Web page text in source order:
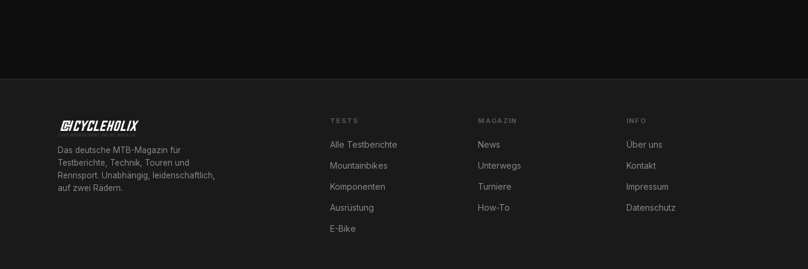
Das deutsche MTB-Magazin für
Testberichte, Technik, Touren und
Rennsport. Unabhängig, leidenschaftlich,
auf zwei Rädern.
TESTS
Alle Testberichte
Mountainbikes
Komponenten
Ausrüstung
E-Bike
MAGAZIN
News
Unterwegs
Turniere
How-To
INFO
Über uns
Kontakt
Impressum
Datenschutz